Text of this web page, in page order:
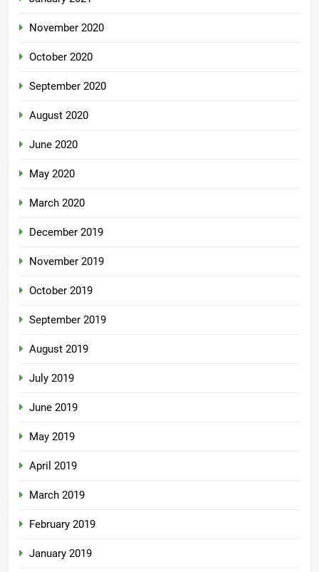
November 2020
October 2020
September 2020
August 2020
June 2020
May 2020
March 2020
December 2019
November 2019
October 2019
September 2019
August 2019
July 2019
June 2019
May 2019
April 2019
March 2019
February 2019
January 2019